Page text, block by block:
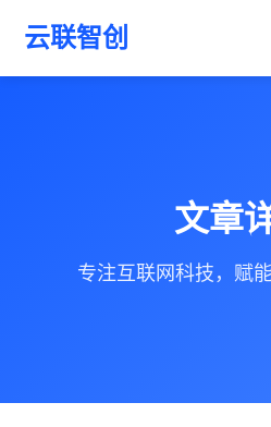
云联智创
文章
专注互联网科技，赋